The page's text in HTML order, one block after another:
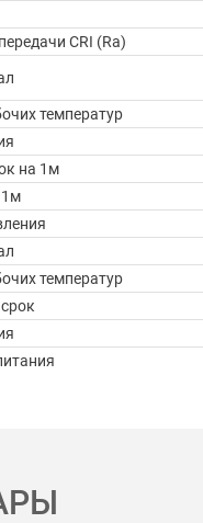
CRI (Ra)
температур
на 1м
температур